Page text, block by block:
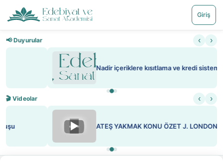
Giriş
📢 Duyurular ‹ ›
Nadir içeriklere kısıtlama ve kredi sistemi getirildi
🎬 Videolar ‹ ›
ATEŞ YAKMAK KONU ÖZET J. LONDON